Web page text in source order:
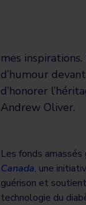
mes
d’humour
d’honorer
Andrew Oliver.
Les fonds amassés
Canada, une
guérison et
technologie du